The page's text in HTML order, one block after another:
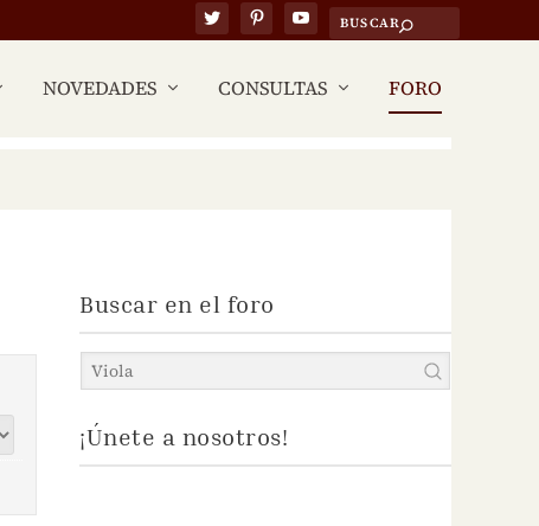
NOVEDADES CONSULTAS FORO
Buscar en el foro
¡Únete a nosotros!